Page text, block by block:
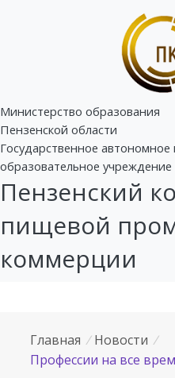
Министерство образования
Пензенской области
Государственное
образовательное
Пензенский
пищевой
коммерции
Главная / Новости /
Профессии на все